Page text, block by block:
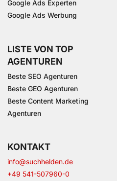
Google Ads Experten
Google Ads Werbung
LISTE VON TOP
AGENTUREN
Beste SEO Agenturen
Beste GEO Agenturen
Beste Content Marketing
Agenturen
KONTAKT
info@suchhelden.de
+49 541-507960-0